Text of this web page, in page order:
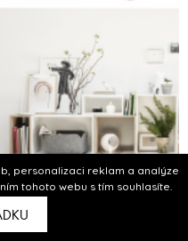
personalizaci reklam a analýze
tohoto webu s tím souhlasíte.